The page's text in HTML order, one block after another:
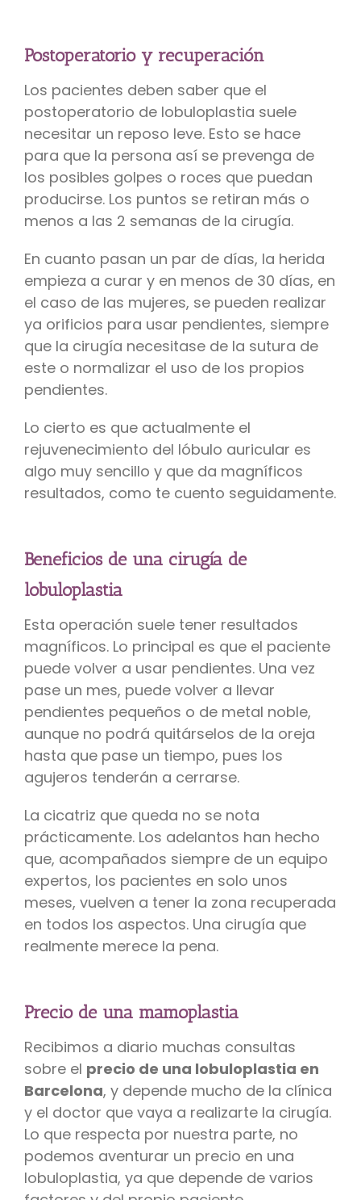
Postoperatorio y recuperación
Los pacientes deben saber que el
postoperatorio de lobuloplastia suele
necesitar un reposo leve. Esto se hace
para que la persona así se prevenga de
los posibles golpes o roces que puedan
producirse. Los puntos se retiran más o
menos a las 2 semanas de la cirugía.
En cuanto pasan un par de días, la herida
empieza a curar y en menos de 30 días, en
el caso de las mujeres, se pueden realizar
ya orificios para usar pendientes, siempre
que la cirugía necesitase de la sutura de
este o normalizar el uso de los propios
pendientes.
Lo cierto es que actualmente el
rejuvenecimiento del lóbulo auricular es
algo muy sencillo y que da magníficos
resultados, como te cuento seguidamente.
Beneficios de una cirugía de
lobuloplastia
Esta operación suele tener resultados
magníficos. Lo principal es que el paciente
puede volver a usar pendientes. Una vez
pase un mes, puede volver a llevar
pendientes pequeños o de metal noble,
aunque no podrá quitárselos de la oreja
hasta que pase un tiempo, pues los
agujeros tenderán a cerrarse.
La cicatriz que queda no se nota
prácticamente. Los adelantos han hecho
que, acompañados siempre de un equipo
expertos, los pacientes en solo unos
meses, vuelven a tener la zona recuperada
en todos los aspectos. Una cirugía que
realmente merece la pena.
Precio de una mamoplastia
Recibimos a diario muchas consultas
sobre el precio de una lobuloplastia en
Barcelona, y depende mucho de la clínica
y el doctor que vaya a realizarte la cirugía.
Lo que respecta por nuestra parte, no
podemos aventurar un precio en una
lobuloplastia, ya que depende de varios